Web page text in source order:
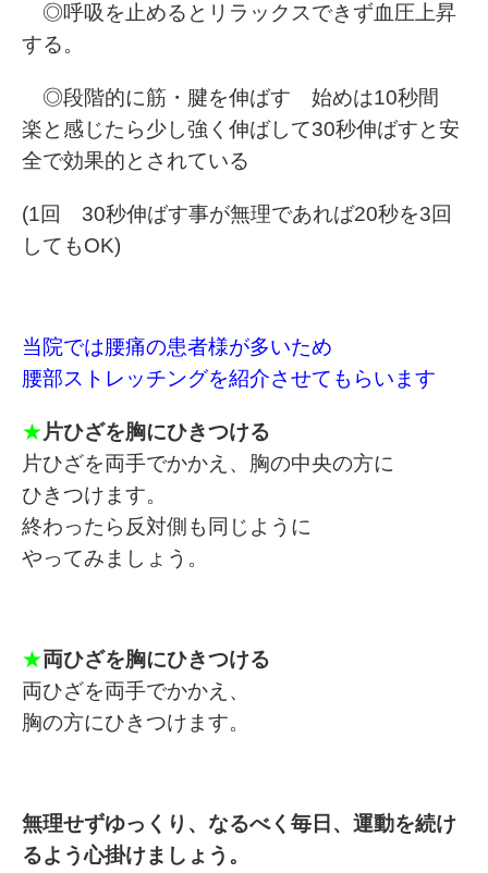
◎呼吸を止めるとリラックスできず血圧上昇
する。
◎段階的に筋・腱を伸ばす 始めは10秒間
楽と感じたら少し強く伸ばして30秒伸ばすと安
全で効果的とされている
(1回 30秒伸ばす事が無理であれば20秒を3回
してもOK)
当院では腰痛の患者様が多いため
腰部ストレッチングを紹介させてもらいます
★片ひざを胸にひきつける
片ひざを両手でかかえ、胸の中央の方に
ひきつけます。
終わったら反対側も同じように
やってみましょう。
★両ひざを胸にひきつける
両ひざを両手でかかえ、
胸の方にひきつけます。
無理せずゆっくり、なるべく毎日、運動を続け
るよう心掛けましょう。